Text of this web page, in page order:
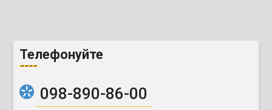
Телефонуйте
098-890-86-00